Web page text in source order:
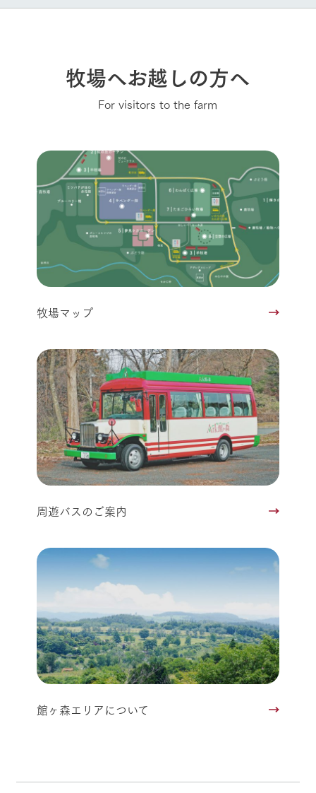
牧場へお越しの方へ
For visitors to the farm
牧場マップ
周遊バスのご案内
館ヶ森エリアについて